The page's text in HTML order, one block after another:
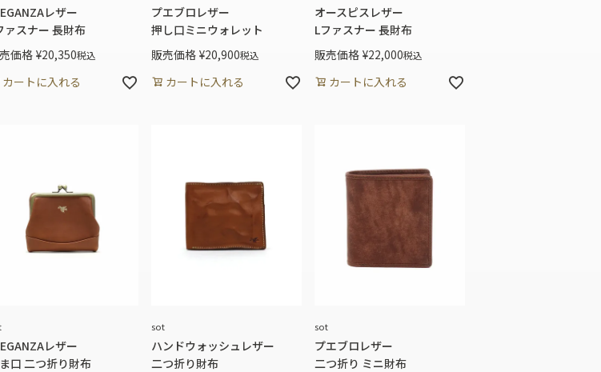
レザー
ァスナー 長財布
価格 ¥20,350税込
カートに入れる
プエブロレザー
押し口ミニウォレット
販売価格 ¥20,900税込
カートに入れる
オースピスレザー
Lファスナー 長財布
販売価格 ¥22,000税込
カートに入れる
レザー
口 二つ折り財布
sot
ハンドウォッシュレザー
二つ折り財布
sot
プエブロレザー
二つ折り ミニ財布